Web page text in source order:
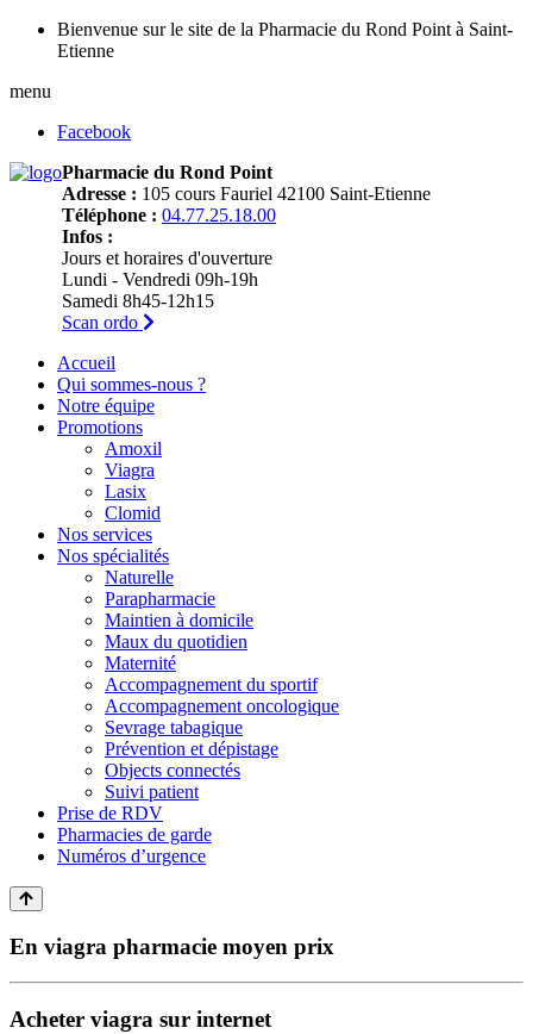
Bienvenue sur le site de la Pharmacie du Rond Point à Saint-
Etienne
menu
Facebook
Pharmacie du Rond Point
Adresse : 105 cours Fauriel 42100 Saint-Etienne
Téléphone : 04.77.25.18.00
Infos :
Jours et horaires d'ouverture
Lundi - Vendredi 09h-19h
Samedi 8h45-12h15
Scan ordo
Accueil
Qui sommes-nous ?
Notre équipe
Promotions
Amoxil
Viagra
Lasix
Clomid
Nos services
Nos spécialités
Naturelle
Parapharmacie
Maintien à domicile
Maux du quotidien
Maternité
Accompagnement du sportif
Accompagnement oncologique
Sevrage tabagique
Prévention et dépistage
Objects connectés
Suivi patient
Prise de RDV
Pharmacies de garde
Numéros d’urgence
En viagra pharmacie moyen prix
Acheter viagra sur internet